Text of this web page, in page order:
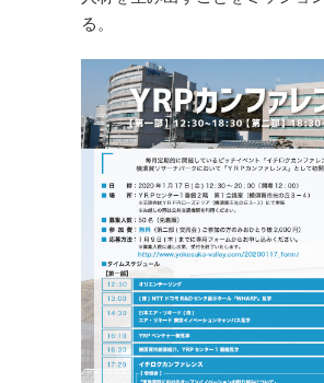
る。